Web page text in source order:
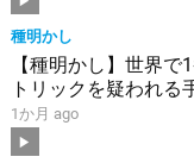
種明かし
【種明かし】世界
トリックを疑われる
1か月 ago